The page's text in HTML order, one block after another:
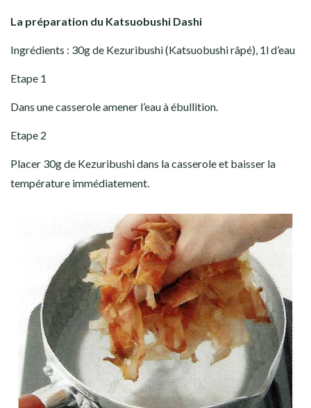
La préparation du Katsuobushi Dashi
Ingrédients : 30g de Kezuribushi (Katsuobushi râpé), 1l d’eau
Etape 1
Dans une casserole amener l’eau à ébullition.
Etape 2
Placer 30g de Kezuribushi dans la casserole et baisser la
température immédiatement.